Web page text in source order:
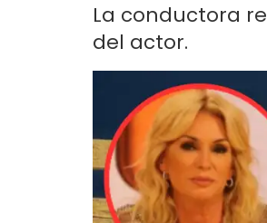
La conductora
del actor.